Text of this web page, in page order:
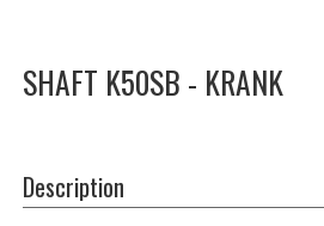
SHAFT K50SB - KRANK
Description